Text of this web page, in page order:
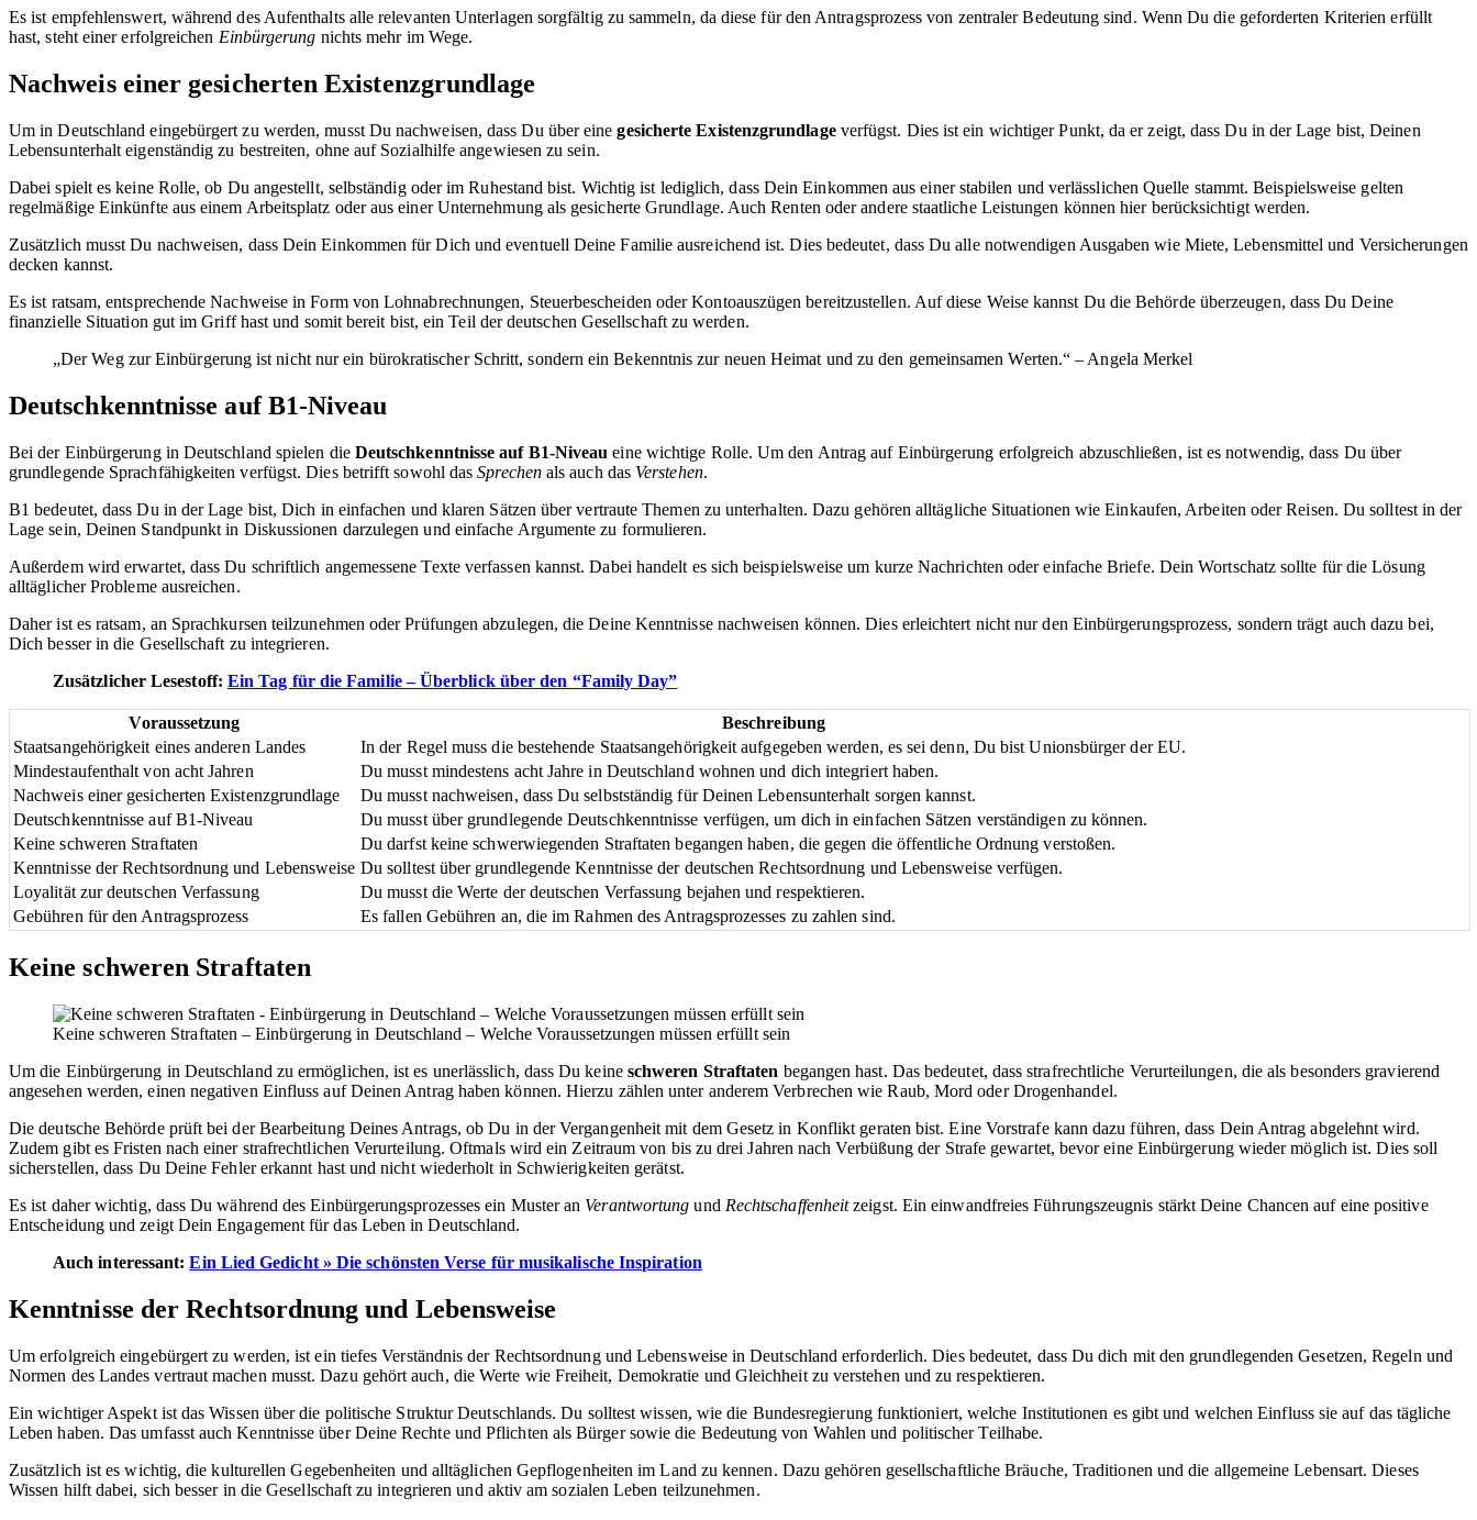
Es ist empfehlenswert, während des Aufenthalts alle relevanten Unterlagen sorgfältig zu sammeln, da diese für den Antragsprozess von zentraler Bedeutung sind. Wenn Du die geforderten Kriterien erfüllt
hast, steht einer erfolgreichen Einbürgerung nichts mehr im Wege.
Nachweis einer gesicherten Existenzgrundlage
Um in Deutschland eingebürgert zu werden, musst Du nachweisen, dass Du über einegesicherte Existenzgrundlageverfügst. Dies ist ein wichtiger Punkt, da er zeigt, dass Du in der Lage bist, Deinen
Lebensunterhalt eigenständig zu bestreiten, ohne auf Sozialhilfe angewiesen zu sein.
Dabei spielt es keine Rolle, ob Du angestellt, selbständig oder im Ruhestand bist. Wichtig ist lediglich, dass Dein Einkommen aus einer stabilen und verlässlichen Quelle stammt. Beispielsweise gelten
regelmäßige Einkünfte aus einem Arbeitsplatz oder aus einer Unternehmung als gesicherte Grundlage. Auch Renten oder andere staatliche Leistungen können hier berücksichtigt werden.
Zusätzlich musst Du nachweisen, dass Dein Einkommen für Dich und eventuell Deine Familie ausreichend ist. Dies bedeutet, dass Du alle notwendigen Ausgaben wie Miete, Lebensmittel und Versicherungen
decken kannst.
Es ist ratsam, entsprechende Nachweise in Form von Lohnabrechnungen, Steuerbescheiden oder Kontoauszügen bereitzustellen. Auf diese Weise kannst Du die Behörde überzeugen, dass Du Deine
finanzielle Situation gut im Griff hast und somit bereit bist, ein Teil der deutschen Gesellschaft zu werden.
„Der Weg zur Einbürgerung ist nicht nur ein bürokratischer Schritt, sondern ein Bekenntnis zur neuen Heimat und zu den gemeinsamen Werten.“ – Angela Merkel
Deutschkenntnisse auf B1-Niveau
Bei der Einbürgerung in Deutschland spielen die Deutschkenntnisse auf B1-Niveau eine wichtige Rolle. Um den Antrag auf Einbürgerung erfolgreich abzuschließen, ist es notwendig, dass Du über
grundlegende Sprachfähigkeiten verfügst. Dies betrifft sowohl dasSprechenals auch das Verstehen.
B1 bedeutet, dass Du in der Lage bist, Dich in einfachen und klaren Sätzen über vertraute Themen zu unterhalten. Dazu gehören alltägliche Situationen wie Einkaufen, Arbeiten oder Reisen. Du solltest in der
Lage sein, Deinen Standpunkt in Diskussionen darzulegen und einfache Argumente zu formulieren.
Außerdem wird erwartet, dass Du schriftlich angemessene Texte verfassen kannst. Dabei handelt es sich beispielsweise um kurze Nachrichten oder einfache Briefe. Dein Wortschatz sollte für die Lösung
alltäglicher Probleme ausreichen.
Daher ist es ratsam, an Sprachkursen teilzunehmen oder Prüfungen abzulegen, die Deine Kenntnisse nachweisen können. Dies erleichtert nicht nur den Einbürgerungsprozess, sondern trägt auch dazu bei,
Dich besser in die Gesellschaft zu integrieren.
Zusätzlicher Lesestoff: Ein Tag für die Familie – Überblick über den “Family Day”
Voraussetzung
Beschreibung
Staatsangehörigkeit eines anderen Landes
In der Regel muss die bestehende Staatsangehörigkeit aufgegeben werden, es sei denn, Du bist Unionsbürger der EU.
Mindestaufenthalt von acht Jahren
Du musst mindestens acht Jahre in Deutschland wohnen und dich integriert haben.
Nachweis einer gesicherten Existenzgrundlage
Du musst nachweisen, dass Du selbstständig für Deinen Lebensunterhalt sorgen kannst.
Deutschkenntnisse auf B1-Niveau
Du musst über grundlegende Deutschkenntnisse verfügen, um dich in einfachen Sätzen verständigen zu können.
Keine schweren Straftaten
Du darfst keine schwerwiegenden Straftaten begangen haben, die gegen die öffentliche Ordnung verstoßen.
Kenntnisse der Rechtsordnung und Lebensweise Du solltest über grundlegende Kenntnisse der deutschen Rechtsordnung und Lebensweise verfügen.
Loyalität zur deutschen Verfassung
Du musst die Werte der deutschen Verfassung bejahen und respektieren.
Gebühren für den Antragsprozess
Es fallen Gebühren an, die im Rahmen des Antragsprozesses zu zahlen sind.
Keine schweren Straftaten
Keine schweren Straftaten – Einbürgerung in Deutschland – Welche Voraussetzungen müssen erfüllt sein
Um die Einbürgerung in Deutschland zu ermöglichen, ist es unerlässlich, dass Du keine schweren Straftaten begangen hast. Das bedeutet, dass strafrechtliche Verurteilungen, die als besonders gravierend
angesehen werden, einen negativen Einfluss auf Deinen Antrag haben können. Hierzu zählen unter anderem Verbrechen wie Raub, Mord oder Drogenhandel.
Die deutsche Behörde prüft bei der Bearbeitung Deines Antrags, ob Du in der Vergangenheit mit dem Gesetz in Konflikt geraten bist. Eine Vorstrafe kann dazu führen, dass Dein Antrag abgelehnt wird.
Zudem gibt es Fristen nach einer strafrechtlichen Verurteilung. Oftmals wird ein Zeitraum von bis zu drei Jahren nach Verbüßung der Strafe gewartet, bevor eine Einbürgerung wieder möglich ist. Dies soll
sicherstellen, dass Du Deine Fehler erkannt hast und nicht wiederholt in Schwierigkeiten gerätst.
Es ist daher wichtig, dass Du während des Einbürgerungsprozesses ein Muster an Verantwortung und Rechtschaffenheitzeigst. Ein einwandfreies Führungszeugnis stärkt Deine Chancen auf eine positive
Entscheidung und zeigt Dein Engagement für das Leben in Deutschland.
Auch interessant:Ein Lied Gedicht » Die schönsten Verse für musikalische Inspiration
Kenntnisse der Rechtsordnung und Lebensweise
Um erfolgreich eingebürgert zu werden, ist ein tiefes Verständnis der Rechtsordnung und Lebensweise in Deutschland erforderlich. Dies bedeutet, dass Du dich mit den grundlegenden Gesetzen, Regeln und
Normen des Landes vertraut machen musst. Dazu gehört auch, die Werte wie Freiheit, Demokratie und Gleichheit zu verstehen und zu respektieren.
Ein wichtiger Aspekt ist das Wissen über die politische Struktur Deutschlands. Du solltest wissen, wie die Bundesregierung funktioniert, welche Institutionen es gibt und welchen Einfluss sie auf das tägliche
Leben haben. Das umfasst auch Kenntnisse über Deine Rechte und Pflichten als Bürger sowie die Bedeutung von Wahlen und politischer Teilhabe.
Zusätzlich ist es wichtig, die kulturellen Gegebenheiten und alltäglichen Gepflogenheiten im Land zu kennen. Dazu gehören gesellschaftliche Bräuche, Traditionen und die allgemeine Lebensart. Dieses
Wissen hilft dabei, sich besser in die Gesellschaft zu integrieren und aktiv am sozialen Leben teilzunehmen.